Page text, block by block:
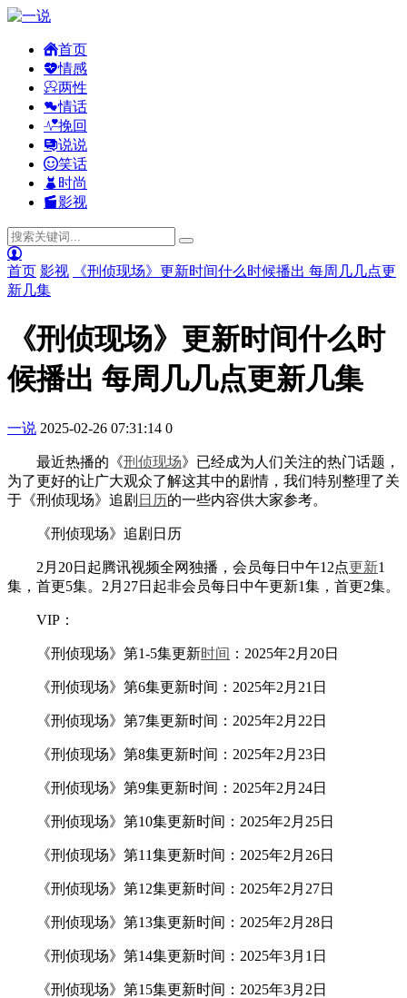
首页
情感
两性
情话
挽回
说说
笑话
时尚
影视
首页 影视
《刑侦现场》更新时间什么时候播出 每周几几点更
新几集
《刑侦现场》更新时间什么时
候播出 每周几几点更新几集
一说 2025-02-26 07:31:14 0
最近热播的《刑侦现场》已经成为人们关注的热门话题，
为了更好的让广大观众了解这其中的剧情，我们特别整理了关
于《刑侦现场》追剧 日历的一些内容供大家参考。
《刑侦现场》追剧日历
2月20日起腾讯视频全网独播，会员每日中午12点更新1
集，首更5集。2月27日起非会员每日中午更新1集，首更2集。
VIP：
《刑侦现场》第1-5集更新时间 ：2025年2月20日
《刑侦现场》第6集更新时间：2025年2月21日
《刑侦现场》第7集更新时间：2025年2月22日
《刑侦现场》第8集更新时间：2025年2月23日
《刑侦现场》第9集更新时间：2025年2月24日
《刑侦现场》第10集更新时间：2025年2月25日
《刑侦现场》第11集更新时间：2025年2月26日
《刑侦现场》第12集更新时间：2025年2月27日
《刑侦现场》第13集更新时间：2025年2月28日
《刑侦现场》第14集更新时间：2025年3月1日
《刑侦现场》第15集更新时间：2025年3月2日